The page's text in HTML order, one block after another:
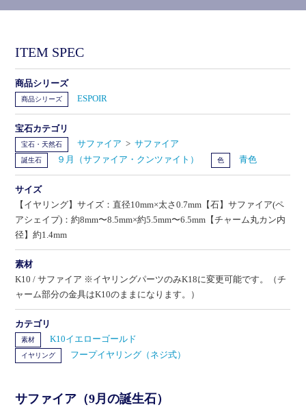
ITEM SPEC
商品シリーズ
商品シリーズ ESPOIR
宝石カテゴリ
宝石・天然石 サファイア >サファイア
誕生石 ９月（サファイア・クンツァイト） 色 青色
サイズ
【イヤリング】サイズ：直径10mm×太さ0.7mm【石】サファイア(ペ
アシェイプ)：約8mm〜8.5mm×約5.5mm〜6.5mm【チャーム丸カン内
径】約1.4mm
素材
K10 / サファイア ※イヤリングパーツのみK18に変更可能です。（チ
ャーム部分の金具はK10のままになります。）
カテゴリ
素材 K10イエローゴールド
イヤリング フープイヤリング（ネジ式）
サファイア（9月の誕生石）